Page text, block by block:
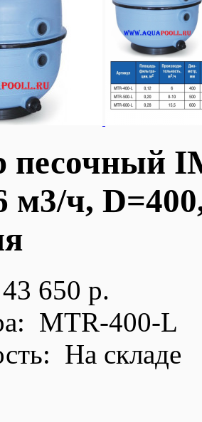
песочный
м3/ч,
43 650 р.
MTR-400-L
На складе